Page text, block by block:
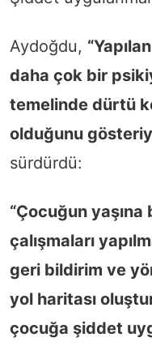
Aydoğdu,
daha çok bir
temelinde dürtü
olduğunu
sürdürdü:
“Çocuğun
çalışmaları
geri bildirim ve
yol haritası
çocuğa şiddet